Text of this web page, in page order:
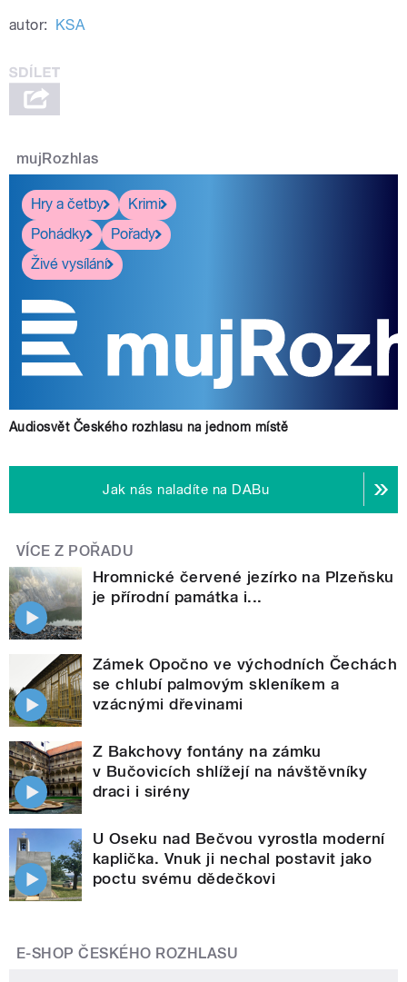
autor: KSA
mujRozhlas
Hry a četby
Krimi
Pohádky
Pořady
Živé vysílání
Audiosvět Českého rozhlasu na jednom místě
Jak nás naladíte na DABu
VÍCE Z POŘADU
Hromnické červené jezírko na Plzeňsku
je přírodní památka i...
Zámek Opočno ve východních Čechách
se chlubí palmovým skleníkem a
vzácnými dřevinami
Z Bakchovy fontány na zámku
v Bučovicích shlížejí na návštěvníky
draci i sirény
U Oseku nad Bečvou vyrostla moderní
kaplička. Vnuk ji nechal postavit jako
poctu svému dědečkovi
E-SHOP ČESKÉHO ROZHLASU